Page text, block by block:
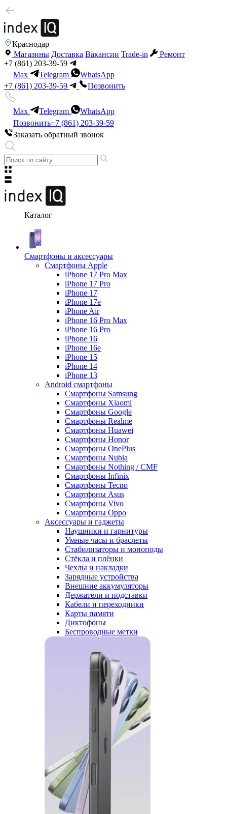
Краснодар
Магазины Доставка Вакансии Trade-in
Ремонт
+7 (861) 203-39-59
Max
Telegram
WhatsApp
+7 (861) 203-39-59
Позвонить
Max Telegram
WhatsApp
Позвонить+7 (861) 203-39-59
Заказать обратный звонок
Каталог
Смартфоны и аксессуары
Смартфоны Apple
iPhone 17 Pro Max
iPhone 17 Pro
iPhone 17
iPhone 17e
iPhone Air
iPhone 16 Pro Max
iPhone 16 Pro
iPhone 16
iPhone 16e
iPhone 15
iPhone 14
iPhone 13
Android cмартфоны
Смартфоны Samsung
Смартфоны Xiaomi
Смартфоны Google
Смартфоны Realme
Смартфоны Huawei
Смартфоны Honor
Смартфоны OnePlus
Смартфоны Nubia
Смартфоны Nothing / CMF
Смартфоны Infinix
Смартфоны Tecno
Смартфоны Asus
Смартфоны Vivo
Смартфоны Oppo
Аксессуары и гаджеты
Наушники и гарнитуры
Умные часы и браслеты
Стабилизаторы и моноподы
Стёкла и плёнки
Чехлы и накладки
Зарядные устройства
Внешние аккумуляторы
Держатели и подставки
Кабели и переходники
Карты памяти
Диктофоны
Беспроводные метки